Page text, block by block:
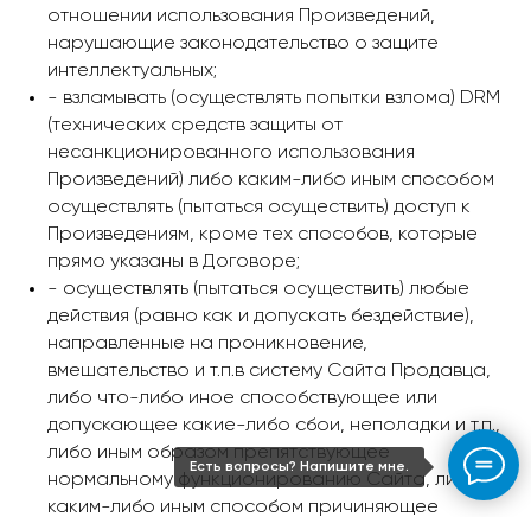
отношении использования Произведений,
нарушающие законодательство о защите
интеллектуальных;
- взламывать (осуществлять попытки взлома) DRM
(технических средств защиты от
несанкционированного использования
Произведений) либо каким-либо иным способом
осуществлять (пытаться осуществить) доступ к
Произведениям, кроме тех способов, которые
прямо указаны в Договоре;
- осуществлять (пытаться осуществить) любые
действия (равно как и допускать бездействие),
направленные на проникновение,
вмешательство и т.п.в систему Сайта Продавца,
либо что-либо иное способствующее или
допускающее какие-либо сбои, неполадки и т.п.,
либо иным образом препятствующее
нормальному функционированию Сайта, либо
каким-либо иным способом причиняющее
Есть вопросы? Напишите мне.